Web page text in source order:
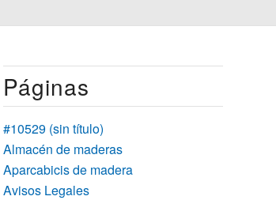
Páginas
#10529 (sin título)
Almacén de maderas
Aparcabicis de madera
Avisos Legales